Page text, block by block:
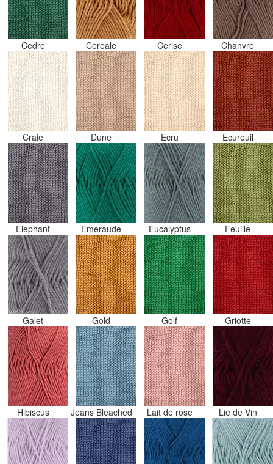
Cedre Cereale Cerise Chanvre
Craie Dune Ecru Ecureuil
Elephant Emeraude Eucalyptus Feuille
Galet Gold Golf Griotte
Hibiscus Jeans Bleached Lait de rose Lie de Vin